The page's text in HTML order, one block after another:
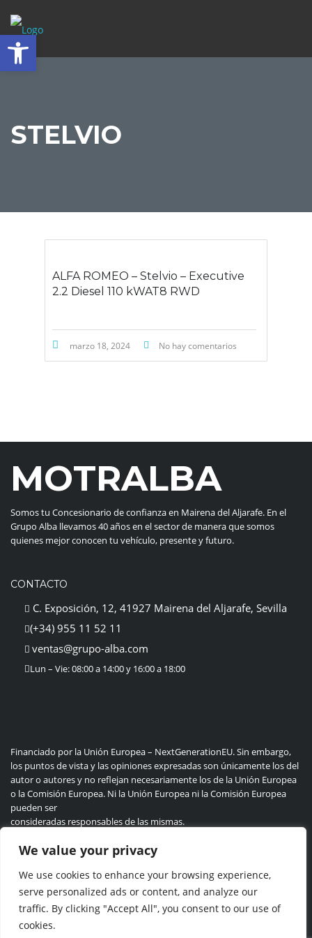
Abrir barra de herramientas
We value your privacy
We use cookies to enhance your browsing experience,
serve personalized ads or content, and analyze our
traffic. By clicking "Accept All", you consent to our use of
cookies.
STELVIO
ALFA ROMEO – Stelvio – Executive
2.2 Diesel 110 kWAT8 RWD
marzo 18, 2024 No hay comentarios
MOTRALBA
Somos tu Concesionario de confianza en Mairena del Aljarafe. En el
Grupo Alba llevamos 40 años en el sector de manera que somos
quienes mejor conocen tu vehículo, presente y futuro.
CONTACTO
C. Exposición, 12, 41927 Mairena del Aljarafe, Sevilla
(+34) 955 11 52 11
ventas@grupo-alba.com
Lun – Vie: 08:00 a 14:00 y 16:00 a 18:00
Financiado por la Unión Europea – NextGenerationEU. Sin embargo,
los puntos de vista y las opiniones expresadas son únicamente los del
autor o autores y no reflejan necesariamente los de la Unión Europea
o la Comisión Europea. Ni la Unión Europea ni la Comisión Europea
pueden ser
consideradas responsables de las mismas.
Politica de privacidad Cookie